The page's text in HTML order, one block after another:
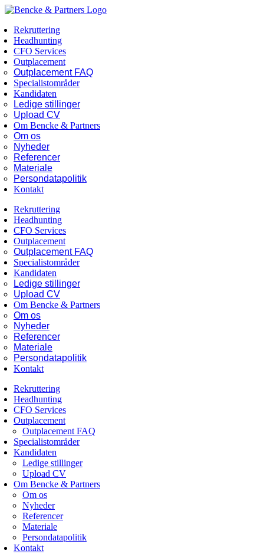
Skip
content
Facebook
LinkedIn
Rekruttering
Headhunting
CFO Services
Outplacement
Outplacement FAQ
Specialistområder
Kandidaten
Ledige stillinger
Upload CV
Om Bencke & Partners
Om os
Nyheder
Referencer
Materiale
Persondatapolitik
Kontakt
Rekruttering
Headhunting
CFO Services
Outplacement
Outplacement FAQ
Specialistområder
Kandidaten
Ledige stillinger
Upload CV
Om Bencke & Partners
Om os
Nyheder
Referencer
Materiale
Persondatapolitik
Kontakt
Rekruttering
Headhunting
CFO Services
Outplacement
Outplacement FAQ
Specialistområder
Kandidaten
Ledige stillinger
Upload CV
Om Bencke & Partners
Om os
Nyheder
Referencer
Materiale
Persondatapolitik
Kontakt